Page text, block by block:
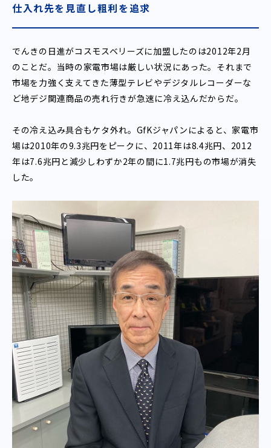
仕入れ先を見直し粗利を追求
でんきの日進がコスモスベリーズに加盟したのは2012年2月
のことだ。当時の家電市場は厳しい状況にあった。それまで
市場を力強く支えてきた薄型テレビやデジタルレコーダーな
ど地デジ関連商品の売れ行きが急速に冷え込んだからだ。
その冷え込み具合もケタ外れ。GfKジャパンによると、家電市
場は2010年の9.3兆円をピークに、2011年は8.4兆円、2012
年は7.6兆円と減少しわずか2年の間に1.7兆円もの市場が消失
した。